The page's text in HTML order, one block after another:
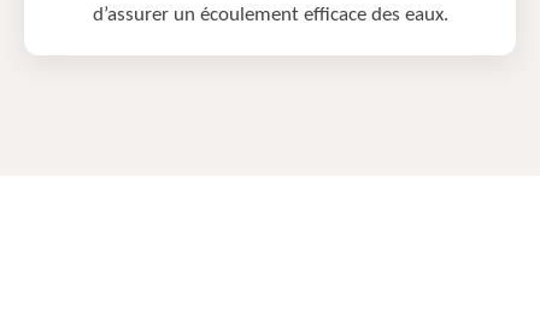
d’assurer un écoulement efficace des eaux.